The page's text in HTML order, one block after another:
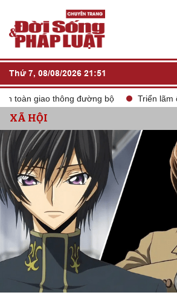
Thứ 7, 08/08/2026 21:51
thông đường bộ Triển lãm ô tô Việt
XÃ HỘI